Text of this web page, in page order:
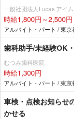
一般社団法人Lucas アイ
時給1,800円～2,500円
アルバイト・パート / 東京
歯科助手/未経験OK
むつみ歯科医院
時給1,300円
アルバイト・パート / 東京
車検・点検お知らせ
かせる